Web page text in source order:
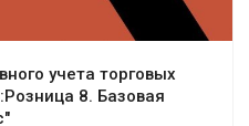
учета торговых
8. Базовая